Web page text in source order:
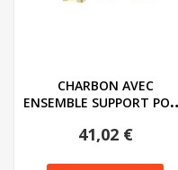
CHARBON AVEC
ENSEMBLE SUPPORT
41,02 €